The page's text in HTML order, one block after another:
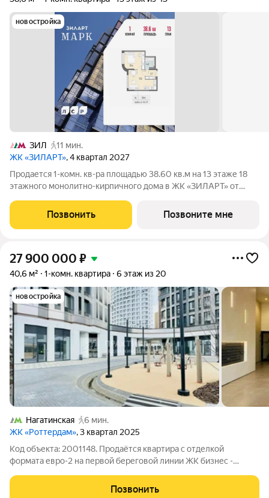
новостройка
ЗИЛ
11 мин.
ЖК «ЗИЛАРТ», 4 квартал 2027
Продается 1-комн. кв-ра площадью 38.60 кв.м на 13 этаже 18
этажного монолитно-кирпичного дома в ЖК «ЗИЛАРТ» от
Москвы-реки в жилом квартале «ЗИЛАРТ». Дом состоит из
трех жилых корпусов: 12, 18
Позвонить Позвоните мне
27 900 000 ₽
40,6 м² 1-комн. квартира 6 этаж из 20
новостройка
Нагатинская
6 мин.
ЖК «Роттердам», 3 квартал 2025
Код объекта: 2001148. Продаётся квартира с отделкой
формата евро-2 на первой береговой линии ЖК бизнес -
ЖК объединяет стилобат, собственный двор с зонами отдыха и
Позвонить